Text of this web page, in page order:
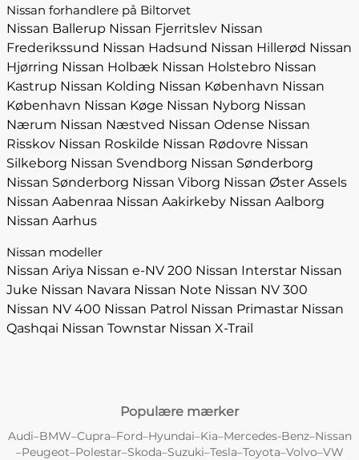
Nissan forhandlere på Biltorvet
Nissan Ballerup Nissan Fjerritslev Nissan
Frederikssund Nissan Hadsund Nissan Hillerød Nissan
Hjørring Nissan Holbæk Nissan Holstebro Nissan
Kastrup Nissan Kolding Nissan København Nissan
København Nissan Køge Nissan Nyborg Nissan
Nærum Nissan Næstved Nissan Odense Nissan
Risskov Nissan Roskilde Nissan Rødovre Nissan
Silkeborg Nissan Svendborg Nissan Sønderborg
Nissan Sønderborg Nissan Viborg Nissan Øster Assels
Nissan Aabenraa Nissan Aakirkeby Nissan Aalborg
Nissan Aarhus
Nissan modeller
Nissan Ariya Nissan e-NV 200 Nissan Interstar Nissan
Juke Nissan Navara Nissan Note Nissan NV 300
Nissan NV 400 Nissan Patrol Nissan Primastar Nissan
Qashqai Nissan Townstar Nissan X-Trail
Populære mærker
Audi–BMW–Cupra–Ford–Hyundai–Kia–Mercedes-Benz–Nissan
–Peugeot–Polestar–Skoda–Suzuki–Tesla–Toyota–Volvo–VW